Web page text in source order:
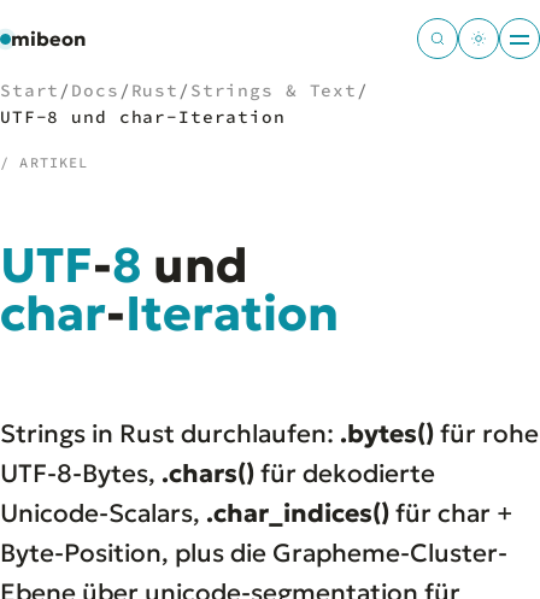
mibeon
Start
02MB
03Projekte
06Tools
Welten
Start / Docs / Rust / Strings & Text /
UTF-8 und char-Iteration
/ ARTIKEL
UTF-8 und
char-Iteration
Strings in Rust durchlaufen: .bytes()für rohe
UTF-8-Bytes, .chars()für dekodierte
Unicode-Scalars, .char_indices()für char +
Byte-Position, plus die Grapheme-Cluster-